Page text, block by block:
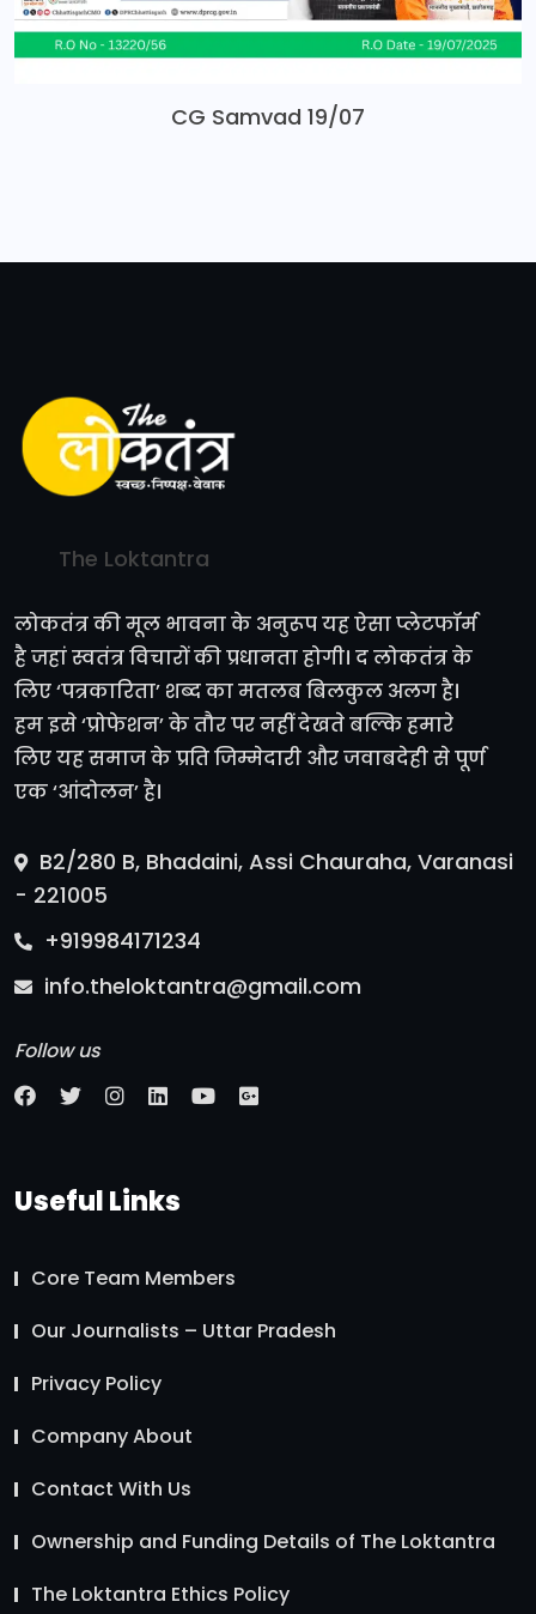
CG Samvad 19/07
The Loktantra
लोकतंत्र की मूल भावना के अनुरूप यह ऐसा प्लेटफॉर्म
है जहां स्वतंत्र विचारों की प्रधानता होगी। द लोकतंत्र के
लिए ‘पत्रकारिता’ शब्द का मतलब बिलकुल अलग है।
हम इसे ‘प्रोफेशन’ के तौर पर नहीं देखते बल्कि हमारे
लिए यह समाज के प्रति जिम्मेदारी और जवाबदेही से पूर्ण
एक ‘आंदोलन’ है।
B2/280 B, Bhadaini, Assi Chauraha, Varanasi
- 221005
+919984171234
info.theloktantra@gmail.com
Follow us
Useful Links
Core Team Members
Our Journalists – Uttar Pradesh
Privacy Policy
Company About
Contact With Us
Ownership and Funding Details of The Loktantra
The Loktantra Ethics Policy